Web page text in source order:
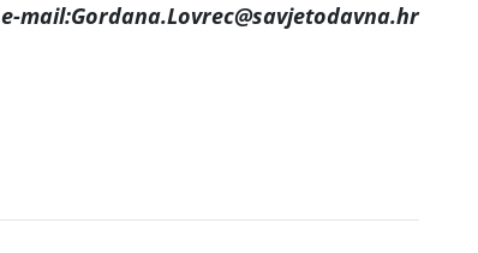
e-mail:Gordana.Lovrec@savjetodavna.hr